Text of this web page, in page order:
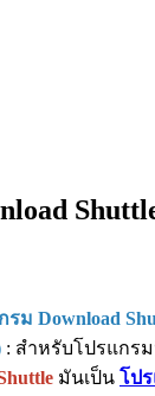
รม Download
: สำหรับโปรแกร
มันเป็น โป